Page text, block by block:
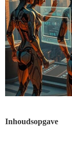
Inhoudsopgave